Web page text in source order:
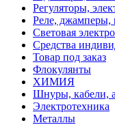
Регуляторы,
Реле, джамперы,
Световая
Средства
Товар под заказ
Флокулянты
ХИМИЯ
Шнуры, кабели,
Электротехника
Металлы